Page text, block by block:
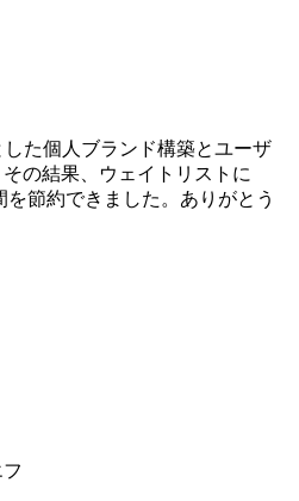
た個人ブランド構築とユーザ
の結果、ウェイトリストに
節約できました。ありがとう